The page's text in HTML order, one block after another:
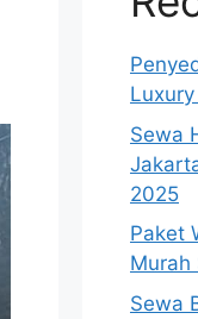
Sewa
2025
Paket
Murah
Sewa